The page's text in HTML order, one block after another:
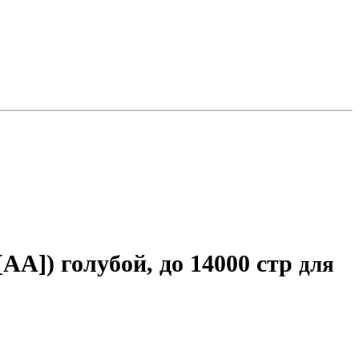
голубой, до 14000 стр для